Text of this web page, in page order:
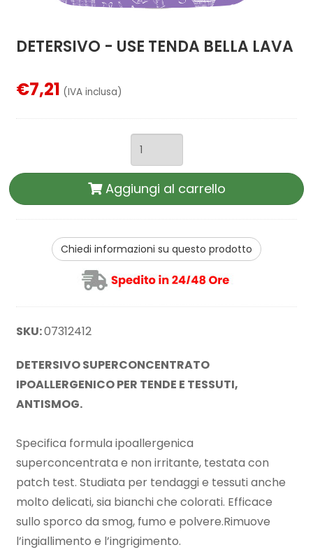
DETERSIVO - USE TENDA BELLA LAVA
€7,21 (IVA inclusa)
Aggiungi al carrello
Chiedi informazioni su questo prodotto
SKU:07312412
DETERSIVO SUPERCONCENTRATO
IPOALLERGENICO PER TENDE E TESSUTI,
ANTISMOG.
Specifica formula ipoallergenica
superconcentrata e non irritante, testata con
patch test. Studiata per tendaggi e tessuti anche
molto delicati, sia bianchi che colorati. Efficace
sullo sporco da smog, fumo e polvere.Rimuove
l’ingiallimento e l’ingrigimento.